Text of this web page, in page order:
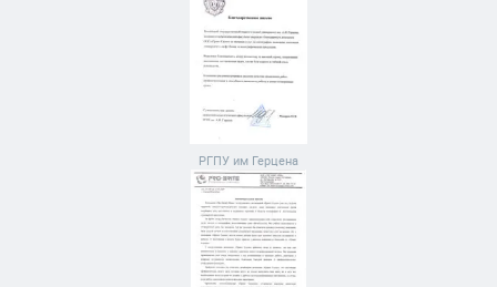
РГПУ им Герцена